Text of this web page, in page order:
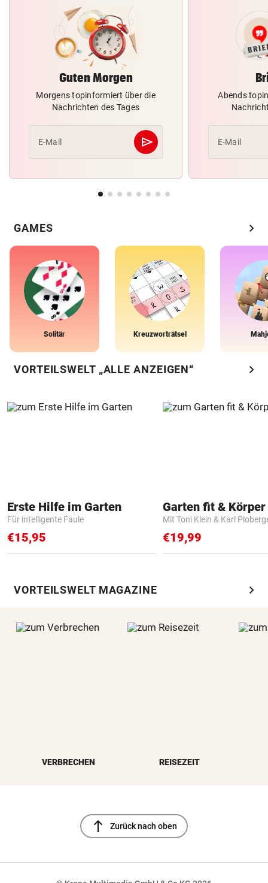
Guten Morgen
Morgens topinformiert über die
Nachrichten des Tages
E-Mail send
Abschicken
Abends
E-Mail
GAMES chevron_right
Solitär Kreuzworträtsel
VORTEILSWELT „ALLE ANZEIGEN“ chevron_right
Erste Hilfe im Garten
Für intelligente Faule
€15,95
Garten fit &
Mit Toni Klein & Karl
€19,99
VORTEILSWELT MAGAZINE chevron_right
VERBRECHEN REISEZEIT
north Zurück nach oben